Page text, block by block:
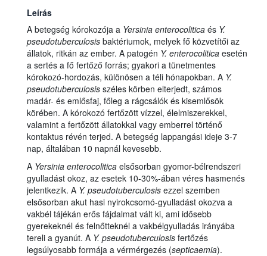
Leírás
A betegség kórokozója a Yersinia enterocolitica és Y.
pseudotuberculosis baktériumok, melyek fő közvetítői az
állatok, ritkán az ember. A patogén Y. enterocolitica esetén
a sertés a fő fertőző forrás; gyakori a tünetmentes
kórokozó-hordozás, különösen a téli hónapokban. A Y.
pseudotuberculosis széles körben elterjedt, számos
madár- és emlősfaj, főleg a rágcsálók és kisemlősök
körében. A kórokozó fertőzött vízzel, élelmiszerekkel,
valamint a fertőzött állatokkal vagy emberrel történő
kontaktus révén terjed. A betegség lappangási ideje 3-7
nap, általában 10 napnál kevesebb.
A Yersinia enterocolitica elsősorban gyomor-bélrendszeri
gyulladást okoz, az esetek 10-30%-ában véres hasmenés
jelentkezik. A Y. pseudotuberculosis ezzel szemben
elsősorban akut hasi nyirokcsomó-gyulladást okozva a
vakbél tájékán erős fájdalmat vált ki, ami idősebb
gyerekeknél és felnőtteknél a vakbélgyulladás irányába
tereli a gyanút. A Y. pseudotuberculosis fertőzés
legsúlyosabb formája a vérmérgezés (septicaemia).